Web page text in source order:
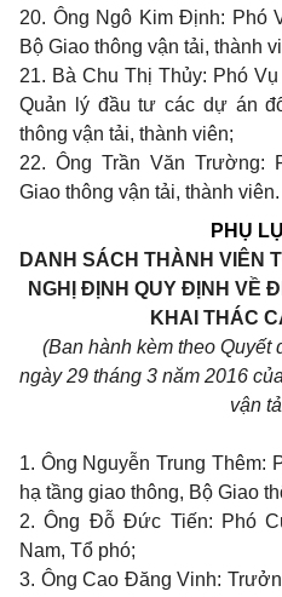
20. Ông Ngô Kim Định: Phó
Bộ Giao thông vận tải, thành
21. Bà Chu Thị Thủy: Phó
Quản lý đầu tư các dự án
thông vận tải, thành viên;
22. Ông Trần Văn Trường:
Giao thông vận tải, thành viên.
PHỤ
DANH SÁCH THÀNH VIÊN
NGHỊ ĐỊNH QUY ĐỊNH VỀ
KHAI THÁC
(Ban hành kèm theo Quyết
ngày 29 tháng 3 năm 2016
vận
1. Ông Nguyễn Trung Thêm:
hạ tầng giao thông, Bộ Giao
2. Ông Đỗ Đức Tiến: Phó
Nam, Tổ phó;
3. Ông Cao Đăng Vinh: